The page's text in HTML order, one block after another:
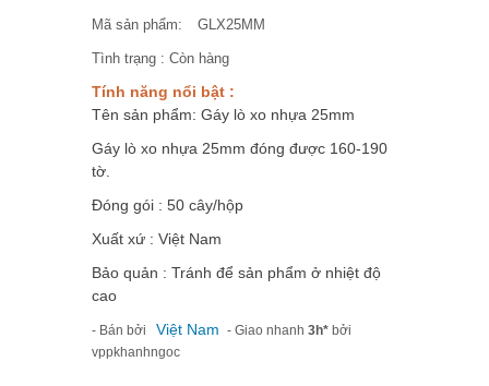
Mã sản phẩm: GLX25MM
Tình trạng : Còn hàng
Tính năng nổi bật :
Tên sản phẩm: Gáy lò xo nhựa 25mm
Gáy lò xo nhựa 25mm đóng được 160-190
tờ.
Đóng gói : 50 cây/hộp
Xuất xứ : Việt Nam
Bảo quản : Tránh để sản phẩm ở nhiệt độ
cao
- Bán bởi Việt Nam - Giao nhanh 3h* bởi
vppkhanhngoc